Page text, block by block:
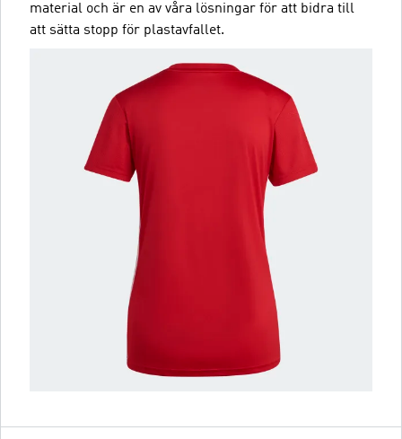
material och är en av våra lösningar för att bidra till
att sätta stopp för plastavfallet.